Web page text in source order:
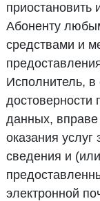
приостановить
Абоненту
средствами и
Исполнитель, в
достоверности
данных, вправе
оказания
сведения и
электронной